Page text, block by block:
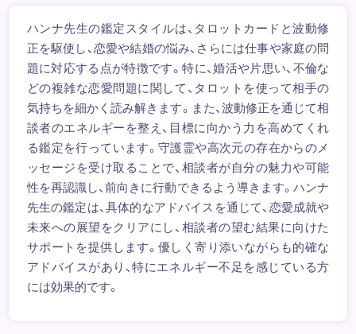
ハンナ先生の鑑定スタイルは、タロットカードと波動修
正を駆使し、恋愛や結婚の悩み、さらには仕事や家庭の問
題に対応する点が特徴です。特に、婚活や片思い、不倫な
どの複雑な恋愛問題に関して、タロットを使って相手の
気持ちを細かく読み解きます。また、波動修正を通じて相
談者のエネルギーを整え、目標に向かう力を高めてくれ
る鑑定を行っています。守護霊や高次元の存在からのメ
ッセージを受け取ることで、相談者が自分の魅力や可能
性を再認識し、前向きに行動できるよう導きます。ハンナ
先生の鑑定は、具体的なアドバイスを通じて、恋愛成就や
未来への展望をクリアにし、相談者の望む結果に向けた
サポートを提供します。優しく寄り添いながらも的確な
アドバイスがあり、特にエネルギー不足を感じている方
には効果的です。